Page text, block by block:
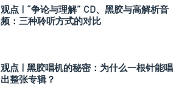
观点 | “争论与理解” CD、黑胶与高解析音
频：三种聆听方式的对比
观点 | 黑胶唱机的秘密：为什么一根针能唱
出整张专辑？